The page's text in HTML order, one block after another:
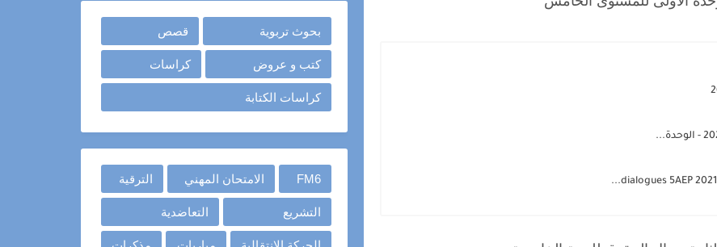
بحوث تربوية قصص
كتب و عروض كراسات
كراسات الكتابة
FM6 الامتحان المهني الترقية
التشريع التعاضدية